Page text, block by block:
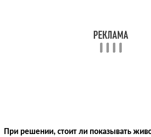
При решении, стоит ли показывать